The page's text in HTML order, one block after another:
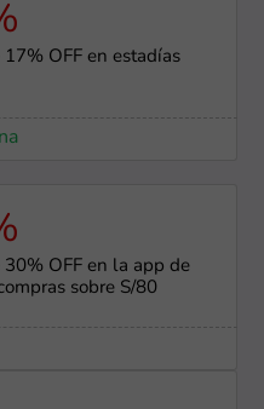
17% OFF en estadías
30% OFF en la app de
sobre S/80